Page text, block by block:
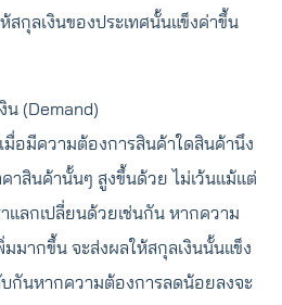
สกุลเงินของประเทศนั้นแข็งค่าขึ้น
น (Demand)
อมีความต้องการสินค้าใดสินค้านึง
าสินค้านั้นๆ สูงขึ้นด้วย ไม่เว้นแม้แต่
แลกเปลี่ยนด้วยเช่นกัน หากความ
มมากขึ้น จะส่งผลให้สกุลเงินนั้นแข็ง
กันหากความต้องการลดน้อยลงจะ